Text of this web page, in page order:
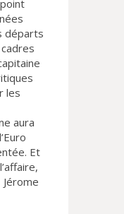
départs
les
aura
Et